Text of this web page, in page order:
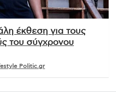
έκθεση για τους
του σύγχρονου
Politic.gr